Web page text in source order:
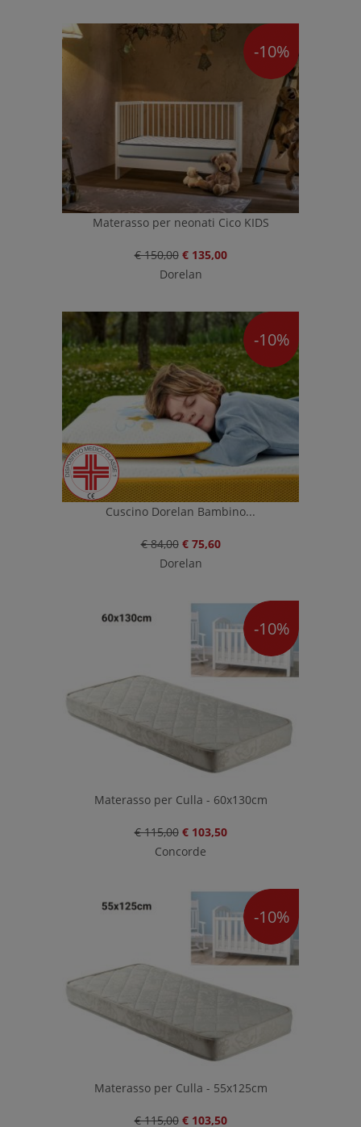
-10%
Materasso per neonati Cico KIDS
€ 150,00 € 135,00
Dorelan
-10%
Cuscino Dorelan Bambino...
€ 84,00 € 75,60
Dorelan
-10%
Materasso per Culla - 60x130cm
€ 115,00 € 103,50
Concorde
-10%
Materasso per Culla - 55x125cm
€ 115,00 € 103,50